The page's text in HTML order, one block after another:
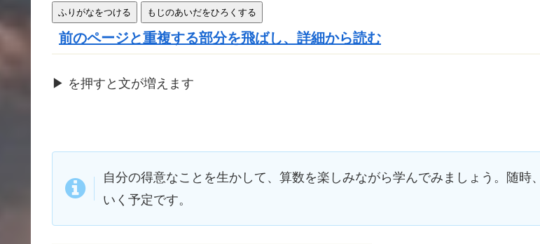
ふりがなをつける もじのあいだをひろくする
前のページと重複する部分を飛ばし、詳細から読む
▶ を押すと文が増 えます
自分の得意なことを生かして、算数を楽しみながら学んでみましょう。 随時、
いく予定です。